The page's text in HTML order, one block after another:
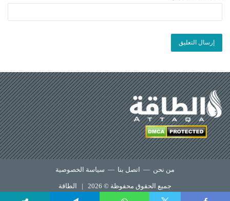
من نحن — اتصل بنا — سياسة الخصوصية
جميع الحقوق محفوظة © 2026 | الطاقة